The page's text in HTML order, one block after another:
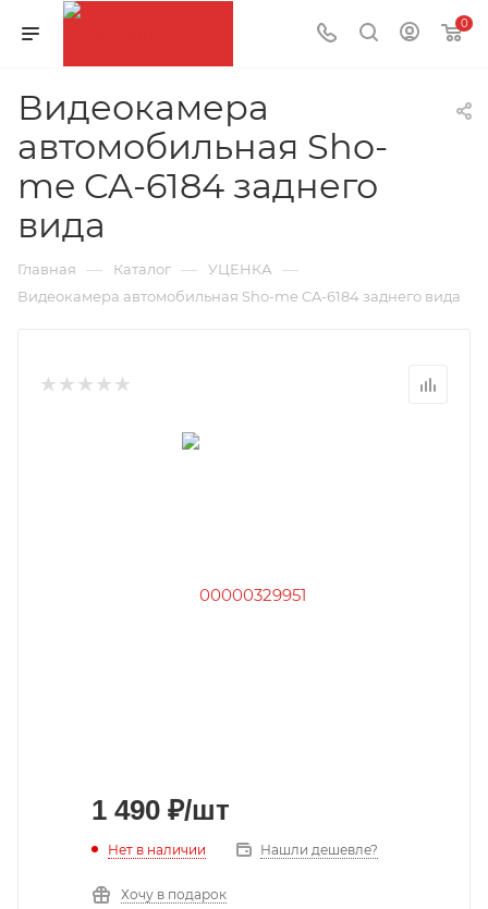
0
Видеокамера
автомобильная Sho-
me CA-6184 заднего
вида
Главная — Каталог — УЦЕНКА —
Видеокамера автомобильная Sho-me CA-6184 заднего вида
1 490 ₽/шт
Нет в наличии Нашли дешевле?
Хочу в подарок